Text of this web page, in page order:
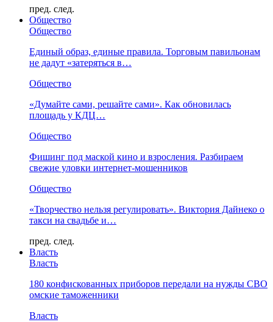
пред. след.
Общество
Общество
Единый образ, единые правила. Торговым павильонам
не дадут «затеряться в…
Общество
«Думайте сами, решайте сами». Как обновилась
площадь у КДЦ…
Общество
Фишинг под маской кино и взросления. Разбираем
свежие уловки интернет-мошенников
Общество
«Творчество нельзя регулировать». Виктория Дайнеко о
такси на свадьбе и…
пред. след.
Власть
Власть
180 конфискованных приборов передали на нужды СВО
омские таможенники
Власть